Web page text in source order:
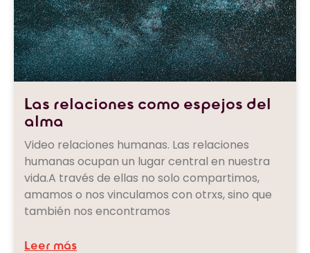
Las relaciones como espejos del
alma
Video relaciones humanas. Las relaciones
humanas ocupan un lugar central en nuestra
vida.A través de ellas no solo compartimos,
amamos o nos vinculamos con otrxs, sino que
también nos encontramos
Leer más